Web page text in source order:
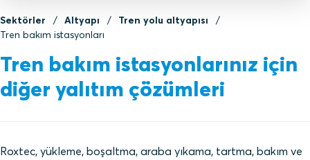
Sektörler Altyapı
Tren yolu altyapısı
Tren bakım istasyonları
Tren bakım istasyonlarınız için
diğer yalıtım çözümleri
Roxtec, yükleme, boşaltma, araba yıkama, tartma, bakım ve